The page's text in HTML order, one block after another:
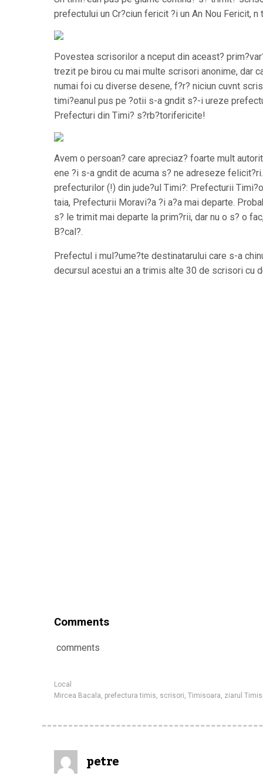
prefectului un Cr?ciun fericit ?i un An Nou Fericit, n
Povestea scrisorilor a nceput din aceast?
trezit pe birou cu mai multe scrisori anonime, dar
numai foi cu diverse desene, f?r? niciun cuvnt
timi?eanul pus pe ?otii s-a gndit s?-i ureze
Prefecturi din Timi? s?rb?torifericite!
Avem o persoan? care apreciaz? foarte mult
ene ?i s-a gndit de acuma s? ne adreseze
prefecturilor (!) din jude?ul Timi?: Prefecturii
taia, Prefecturii Moravi?a ?i a?a mai departe.
s? le trimit mai departe la prim?rii, dar nu o s? o
B?cal?.
Prefectul i mul?ume?te destinatarului care s-a
decursul acestui an a trimis alte 30 de scrisori cu
Comments
comments
Local
Mircea Bacala, prefectura timis, scrisori, Timisoara, ziarul
petre